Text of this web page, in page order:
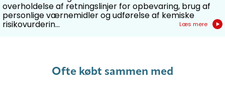
overholdelse af retningslinjer for opbevaring, brug af
personlige værnemidler og udførelse af kemiske
risikovurderin... Læs mere
Ofte købt sammen med